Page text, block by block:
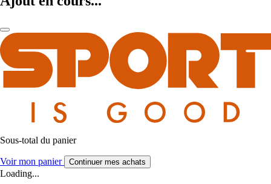
Sous-total du panier
Voir mon panier Continuer mes achats
Loading...